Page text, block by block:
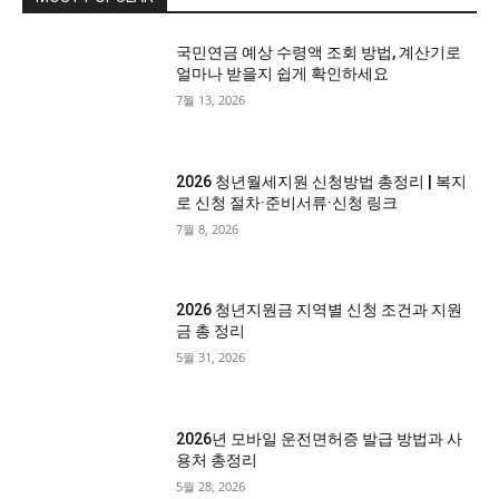
국민연금 예상 수령액 조회 방법, 계산기로
얼마나 받을지 쉽게 확인하세요
7월 13, 2026
2026 청년월세지원 신청방법 총정리 | 복지
로 신청 절차·준비서류·신청 링크
7월 8, 2026
2026 청년지원금 지역별 신청 조건과 지원
금 총 정리
5월 31, 2026
2026년 모바일 운전면허증 발급 방법과 사
용처 총정리
5월 28, 2026